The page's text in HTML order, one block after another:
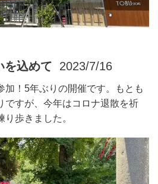
を込めて 2023/7/16
！ 5年ぶりの開催です。もとも
ですが、今年はコロナ退散を祈
歩きました。